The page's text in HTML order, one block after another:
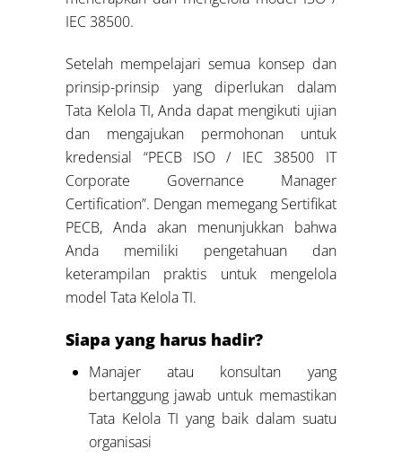
IEC 38500.
Setelah mempelajari semua konsep dan
prinsip-prinsip yang diperlukan dalam
Tata Kelola TI, Anda dapat mengikuti ujian
dan mengajukan permohonan untuk
kredensial “PECB ISO / IEC 38500 IT
Corporate Governance Manager
Certification”. Dengan memegang Sertifikat
PECB, Anda akan menunjukkan bahwa
Anda memiliki pengetahuan dan
keterampilan praktis untuk mengelola
model Tata Kelola TI.
Siapa yang harus hadir?
Manajer atau konsultan yang
bertanggung jawab untuk memastikan
Tata Kelola TI yang baik dalam suatu
organisasi